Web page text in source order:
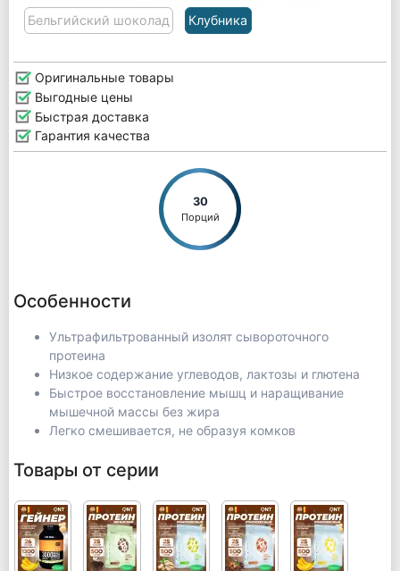
Бельгийский шоколад Клубника
Оригинальные товары
Выгодные цены
Быстрая доставка
Гарантия качества
30
Порций
Особенности
Ультрафильтрованный изолят сывороточного
протеина
Низкое содержание углеводов, лактозы и глютена
Быстрое восстановление мышц и наращивание
мышечной массы без жира
Легко смешивается, не образуя комков
Товары от серии